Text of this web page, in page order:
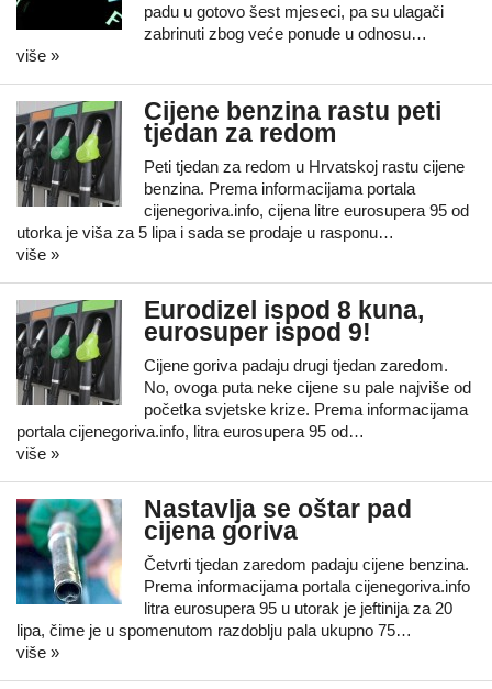
padu u gotovo šest mjeseci, pa su ulagači
zabrinuti zbog veće ponude u odnosu…
više »
Cijene benzina rastu peti
tjedan za redom
Peti tjedan za redom u Hrvatskoj rastu cijene
benzina. Prema informacijama portala
cijenegoriva.info, cijena litre eurosupera 95 od
utorka je viša za 5 lipa i sada se prodaje u rasponu…
više »
Eurodizel ispod 8 kuna,
eurosuper ispod 9!
Cijene goriva padaju drugi tjedan zaredom.
No, ovoga puta neke cijene su pale najviše od
početka svjetske krize. Prema informacijama
portala cijenegoriva.info, litra eurosupera 95 od…
više »
Nastavlja se oštar pad
cijena goriva
Četvrti tjedan zaredom padaju cijene benzina.
Prema informacijama portala cijenegoriva.info
litra eurosupera 95 u utorak je jeftinija za 20
lipa, čime je u spomenutom razdoblju pala ukupno 75…
više »